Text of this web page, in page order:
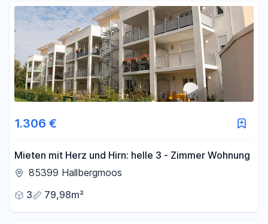
1.306 €
Mieten mit Herz und Hirn: helle 3 - Zimmer Wohnung
85399 Hallbergmoos
3
79,98m²